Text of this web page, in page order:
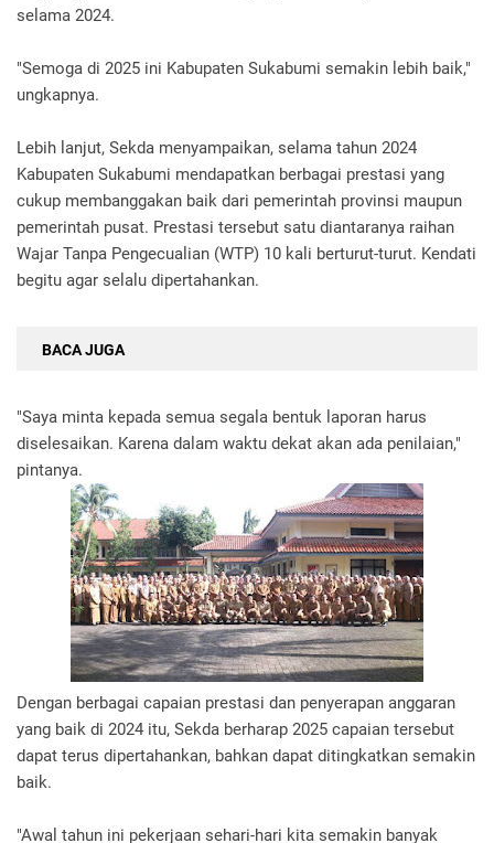
selama 2024.
"Semoga di 2025 ini Kabupaten Sukabumi semakin lebih baik,"
ungkapnya.
Lebih lanjut, Sekda menyampaikan, selama tahun 2024
Kabupaten Sukabumi mendapatkan berbagai prestasi yang
cukup membanggakan baik dari pemerintah provinsi maupun
pemerintah pusat. Prestasi tersebut satu diantaranya raihan
Wajar Tanpa Pengecualian (WTP) 10 kali berturut-turut. Kendati
begitu agar selalu dipertahankan.
BACA JUGA
"Saya minta kepada semua segala bentuk laporan harus
diselesaikan. Karena dalam waktu dekat akan ada penilaian,"
pintanya.
Dengan berbagai capaian prestasi dan penyerapan anggaran
yang baik di 2024 itu, Sekda berharap 2025 capaian tersebut
dapat terus dipertahankan, bahkan dapat ditingkatkan semakin
baik.
"Awal tahun ini pekerjaan sehari-hari kita semakin banyak